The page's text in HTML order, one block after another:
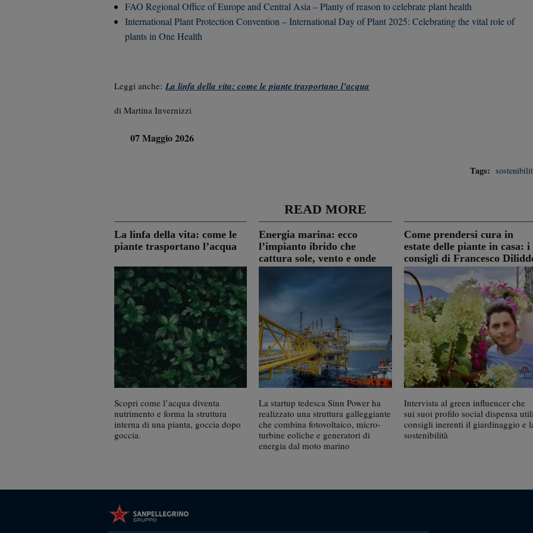
FAO Regional Office of Europe and Central Asia – Planty of reason to celebrate plant health
International Plant Protection Convention – International Day of Plant 2025: Celebrating the vital role of
plants in One Health
Leggi anche: La linfa della vita: come le piante trasportano l’acqua
di Martina Invernizzi
07 Maggio 2026
Tags:
READ MORE
La linfa della vita: come le
piante trasportano l’acqua
Scopri come l’acqua diventa
nutrimento e forma la struttura
interna di una pianta, goccia dopo
goccia.
Energia marina: ecco
l’impianto ibrido che
cattura sole, vento e onde
La startup tedesca Sinn Power ha
realizzato una struttura galleggiante
che combina fotovoltaico, micro-
turbine eoliche e generatori di
energia dal moto marino
Come prendersi cura in
estate delle piante in casa: i
consigli di Francesco
Intervista al green influencer che
sui suoi profilo social dispensa
consigli inerenti il giardinaggio e
sostenibilità